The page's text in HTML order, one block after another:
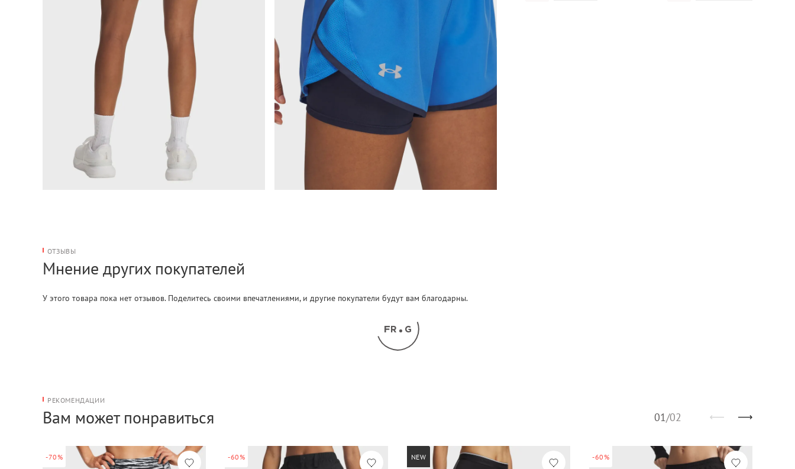
ОТЗЫВЫ
Мнение других покупателей
У этого товара пока нет отзывов. Поделитесь своими впечатлениями, и другие покупатели будут вам благодарны.
РЕКОМЕНДАЦИИ
Вам может понравиться 01/02
-70% -60% NEW -60%